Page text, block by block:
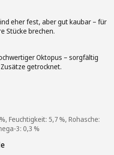
eher fest, aber gut kaubar – für
Stücke brechen.
Oktopus – sorgfältig
getrocknet.
Feuchtigkeit: 5,7 %, Rohasche:
3: 0,3 %